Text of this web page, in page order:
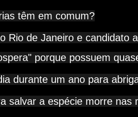
têm em comum?
Rio de Janeiro e candidato
porque possuem
durante um ano para
salvar a espécie morre nas